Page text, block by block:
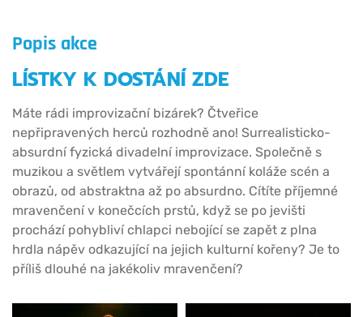
Popis akce
LÍSTKY K DOSTÁNÍ ZDE
Máte rádi improvizační bizárek? Čtveřice
nepřipravených herců rozhodně ano! Surrealisticko-
absurdní fyzická divadelní improvizace. Společně s
muzikou a světlem vytvářejí spontánní koláže scén a
obrazů, od abstraktna až po absurdno. Cítíte příjemné
mravenčení v konečcích prstů, když se po jevišti
prochází pohybliví chlapci nebojící se zapět z plna
hrdla nápěv odkazující na jejich kulturní kořeny? Je to
příliš dlouhé na jakékoliv mravenčení?